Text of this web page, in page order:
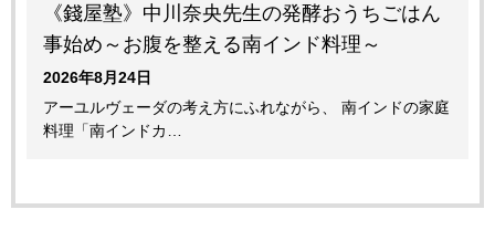
《錢屋塾》中川奈央先生の発酵おうちごはん
事始め～お腹を整える南インド料理～
2026年8月24日
アーユルヴェーダの考え方にふれながら、 南インドの家庭
料理「南インドカ…